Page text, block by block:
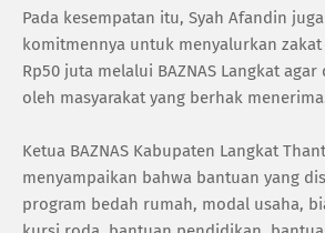
Pada kesempatan itu, Syah Afandin
komitmennya untuk menyalurkan
Rp50 juta melalui BAZNAS Langkat
oleh masyarakat yang berhak
Ketua BAZNAS Kabupaten Langkat
menyampaikan bahwa bantuan yang
program bedah rumah, modal usaha,